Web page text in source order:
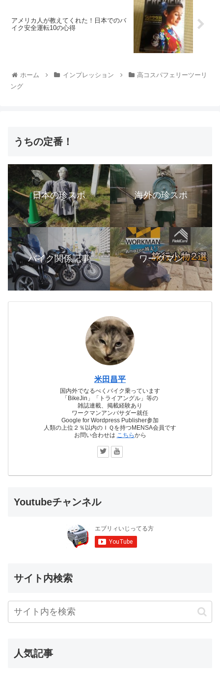
アメリカ人が教えてくれた！日本でのバ
イク安全運転10の心得
ホーム インプレッション
高コスパフェリーツーリ
ング
うちの定番！
日本の珍スポ 海外の珍スポ
バイク関係記事 ワークマン
米田昌平
国内外でなるべくバイク乗っています
「BikeJin」「トライアングル」等の
雑誌連載、掲載経験あり
ワークマンアンバサダー就任
Google for Wordpress Publisher参加
人類の上位２％以内のＩＱを持つMENSA会員です
お問い合わせは こちらから
Youtubeチャンネル
サイト内検索
人気記事